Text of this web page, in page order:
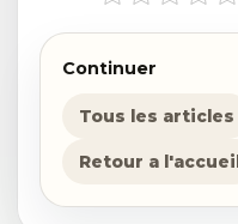
Continuer
Tous les articles
Retour a l'accueil